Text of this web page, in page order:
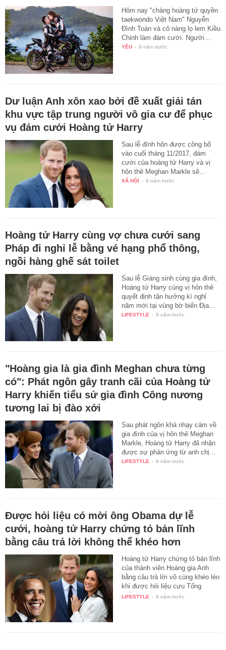
Hôm nay "chàng hoàng tử quyền
taekwondo Việt Nam" Nguyễn
Đình Toàn và cô nàng lọ lem Kiều
Chinh làm đám cưới. Người…
YÊU - 9 năm trước
Dư luận Anh xôn xao bởi đề xuất giải tán
khu vực tập trung người vô gia cư để phục
vụ đám cưới Hoàng tử Harry
Sau lễ đính hôn được công bố
vào cuối tháng 11/2017, đám
cưới của hoàng tử Harry và vị
hôn thê Meghan Markle sẽ…
XÃ HỘI - 9 năm trước
Hoàng tử Harry cùng vợ chưa cưới sang
Pháp đi nghỉ lễ bằng vé hạng phổ thông,
ngồi hàng ghế sát toilet
Sau lễ Giáng sinh cùng gia đình,
Hoàng tử Harry cùng vị hôn thê
quyết định tận hưởng kì nghỉ
năm mới tại vùng bờ biển Địa…
LIFESTYLE - 9 năm trước
"Hoàng gia là gia đình Meghan chưa từng
có": Phát ngôn gây tranh cãi của Hoàng tử
Harry khiến tiểu sử gia đình Công nương
tương lai bị đào xới
Sau phát ngôn khá nhạy cảm về
gia đình của vị hôn thê Meghan
Markle, Hoàng tử Harry đã nhận
được sự phản ứng từ anh chị…
LIFESTYLE - 9 năm trước
Được hỏi liệu có mời ông Obama dự lễ
cưới, hoàng tử Harry chứng tỏ bản lĩnh
bằng câu trả lời không thể khéo hơn
Hoàng tử Harry chứng tỏ bản lĩnh
của thành viên Hoàng gia Anh
bằng câu trả lời vô cùng khéo léo
khi được hỏi liệu cựu Tổng
thống…
LIFESTYLE - 9 năm trước